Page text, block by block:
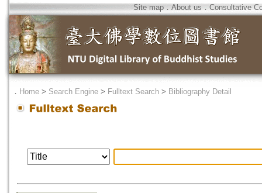
Site map．About us ． Consultative
． Home > Search Engine > Fulltext Search > Bibliography Detail